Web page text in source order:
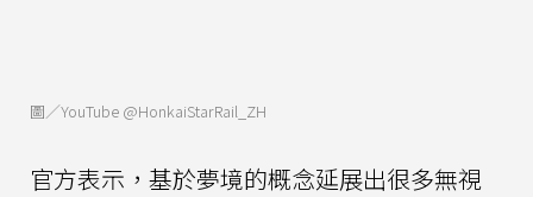
圖／YouTube @HonkaiStarRail_ZH
官方表示，基於夢境的概念延展出很多無視